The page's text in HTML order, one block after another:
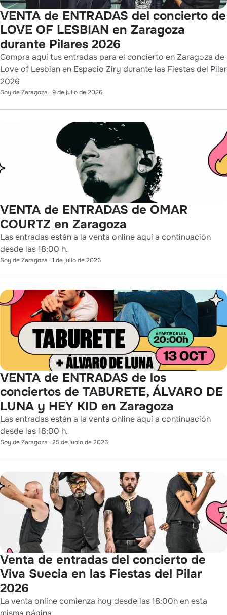
VENTA de ENTRADAS del concierto de
LOVE OF LESBIAN en Zaragoza
durante Pilares 2026
Compra aquí tus entradas para el concierto en Zaragoza de
Love of Lesbian en Espacio Ziry durante las Fiestas del Pilar
2026
Soy de Zaragoza · 9 de julio de 2026
VENTA de ENTRADAS de OMAR
COURTZ en Zaragoza
Las entradas están a la venta online aquí a continuación
desde las 18:00 h.
Soy de Zaragoza · 1 de julio de 2026
VENTA de ENTRADAS de los
conciertos de TABURETE, ÁLVARO DE
LUNA y HEY KID en Zaragoza
Las entradas están a la venta online aquí a continuación
desde las 18:00 h.
Soy de Zaragoza · 25 de junio de 2026
Venta de entradas del concierto de
Viva Suecia en las Fiestas del Pilar
2026
La venta online comienza hoy desde las 18:00h en esta